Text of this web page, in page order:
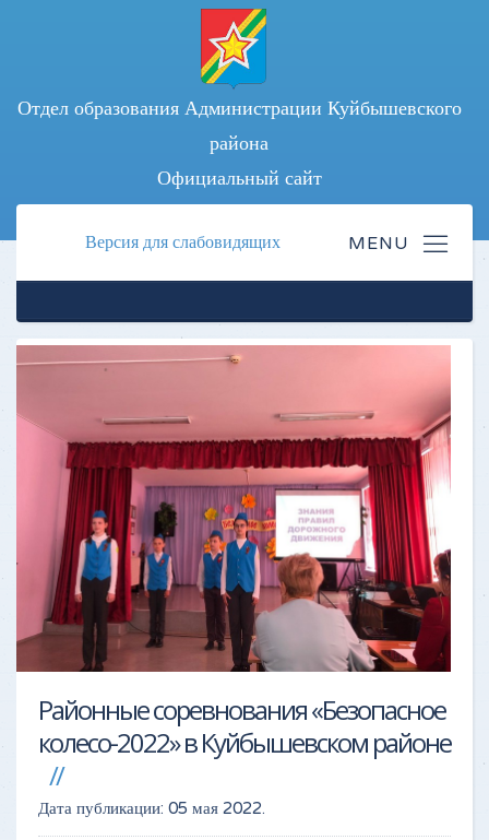
Отдел образования Администрации Куйбышевского
района
Официальный сайт
Версия для слабовидящих
Районные соревнования «Безопасное
колесо-2022» в Куйбышевском районе
Дата публикации: 05 мая 2022.